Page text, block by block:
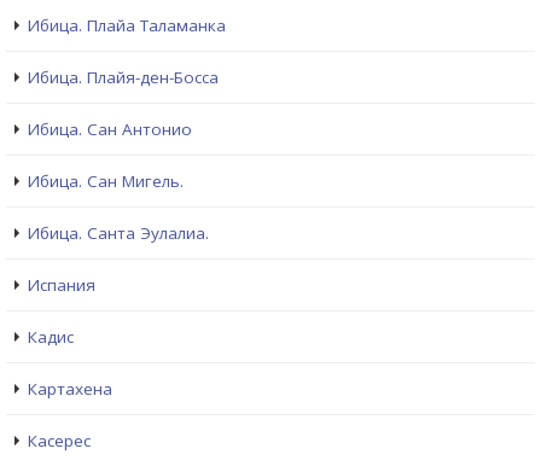
Ибица. Плайа Таламанка
Ибица. Плайя-ден-Босса
Ибица. Сан Антонио
Ибица. Сан Мигель.
Ибица. Санта Эулалиа.
Испания
Кадис
Картахена
Касерес